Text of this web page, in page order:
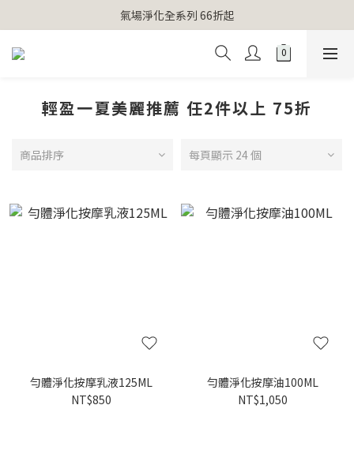
【官網獨家】首次消費 不限金額 即送 香遇熊超人行李吊牌
氣場淨化全系列 66折起
【官網獨家】首次消費 不限金額 即送 香遇熊超人行李吊牌
輕盈一夏美麗推薦 任2件以上 75折
商品排序 每頁顯示 24 個
勻體淨化按摩乳液125ML
NT$850
勻體淨化按摩油100ML
NT$1,050